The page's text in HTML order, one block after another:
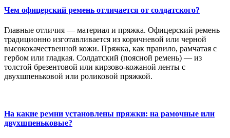
Чем офицерский ремень отличается от солдатского?
Главные отличия — материал и пряжка. Офицерский ремень
традиционно изготавливается из коричневой или черной
высококачественной кожи. Пряжка, как правило, рамчатая с
гербом или гладкая. Солдатский (поясной ремень) — из
толстой брезентовой или кирзово-кожаной ленты с
двухшпеньковой или роликовой пряжкой.
На какие ремни установлены пряжки: на рамочные или
двухшпеньковые?